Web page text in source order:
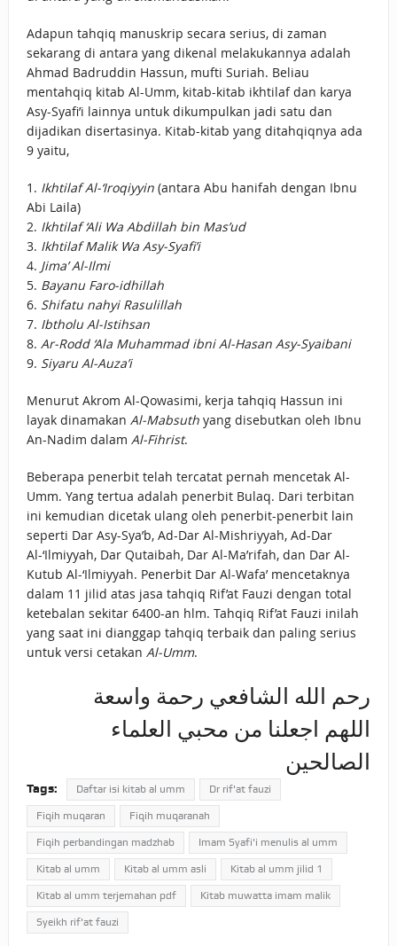
Adapun tahqiq manuskrip secara serius, di zaman
sekarang di antara yang dikenal melakukannya adalah
Ahmad Badruddin Hassun, mufti Suriah. Beliau
mentahqiq kitab Al-Umm, kitab-kitab ikhtilaf dan karya
Asy-Syafi’i lainnya untuk dikumpulkan jadi satu dan
dijadikan disertasinya. Kitab-kitab yang ditahqiqnya ada
9 yaitu,
1. Ikhtilaf Al-‘Iroqiyyin(antara Abu hanifah dengan Ibnu
Abi Laila)
2. Ikhtilaf ‘Ali Wa Abdillah bin Mas’ud
3. Ikhtilaf Malik Wa Asy-Syafi’i
4. Jima’ Al-Ilmi
5. Bayanu Faro-idhillah
6. Shifatu nahyi Rasulillah
7. Ibtholu Al-Istihsan
8. Ar-Rodd ‘Ala Muhammad ibni Al-Hasan Asy-Syaibani
9. Siyaru Al-Auza’i
Menurut Akrom Al-Qowasimi, kerja tahqiq Hassun ini
layak dinamakan Al-Mabsuthyang disebutkan oleh Ibnu
An-Nadim dalam Al-Fihrist.
Beberapa penerbit telah tercatat pernah mencetak Al-
Umm. Yang tertua adalah penerbit Bulaq. Dari terbitan
ini kemudian dicetak ulang oleh penerbit-penerbit lain
seperti Dar Asy-Sya’b, Ad-Dar Al-Mishriyyah, Ad-Dar
Al-‘Ilmiyyah, Dar Qutaibah, Dar Al-Ma’rifah, dan Dar Al-
Kutub Al-‘Ilmiyyah. Penerbit Dar Al-Wafa’ mencetaknya
dalam 11 jilid atas jasa tahqiq Rif’at Fauzi dengan total
ketebalan sekitar 6400-an hlm. Tahqiq Rif’at Fauzi inilah
yang saat ini dianggap tahqiq terbaik dan paling serius
untuk versi cetakan Al-Umm.
رحم الله الشافعي رحمة واسعة
اللهم اجعلنا من محبي العلماء
الصالحين
Tags: Daftar isi kitab al umm Dr rif'at fauzi
Fiqih muqaran Fiqih muqaranah
Fiqih perbandingan madzhab Imam Syafi'i menulis al umm
Kitab al umm Kitab al umm asli Kitab al umm jilid 1
Kitab al umm terjemahan pdf Kitab muwatta imam malik
Syeikh rif'at fauzi